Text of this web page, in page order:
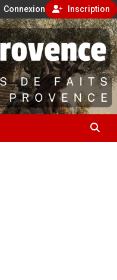
Connexion Inscription